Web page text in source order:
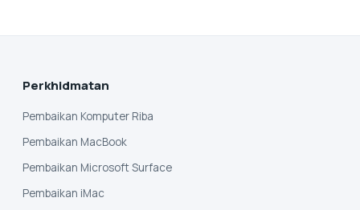
Perkhidmatan
Pembaikan Komputer Riba
Pembaikan MacBook
Pembaikan Microsoft Surface
Pembaikan iMac